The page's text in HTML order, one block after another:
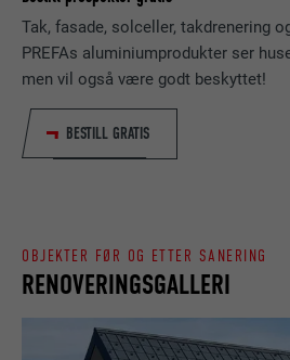
Tak, fasade, solceller, takdrenering
PREFAs aluminiumprodukter ser
men vil også være godt beskyttet!
BESTILL GRATIS
RENOVERINGSGALLERI
OBJEKTER FØR OG ETTER SANERING
NAVN _gaexp
FORMÅL
Lagrer hvilket språk
nettstedet.
NAVN lang
FORLØP Økt
FORMÅL
inneholder et